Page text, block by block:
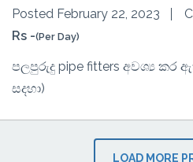
Posted February 22, 2023
Rs -(Per Day)
පලපුරුදු pipe fitters අවශ්‍ය
සදහා)
LOAD MORE